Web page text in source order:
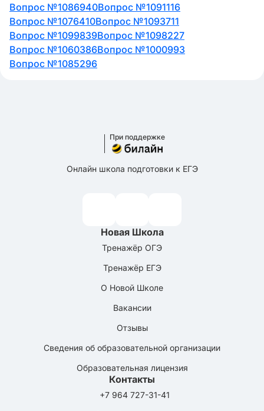
Вопрос №1086940Вопрос №1091116
Вопрос №1076410Вопрос №1093711
Вопрос №1099839Вопрос №1098227
Вопрос №1060386Вопрос №1000993
Вопрос №1085296
При поддержке
Онлайн школа подготовки к ЕГЭ
Новая Школа
Тренажёр ОГЭ
Тренажёр ЕГЭ
О Новой Школе
Вакансии
Отзывы
Сведения об образовательной организации
Образовательная лицензия
Контакты
+7 964 727-31-41